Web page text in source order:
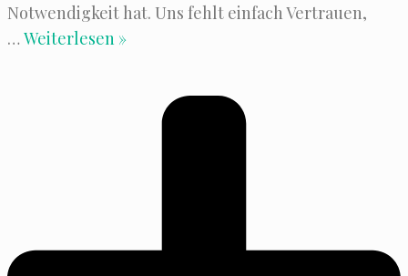
Not­wen­dig­keit hat. Uns fehlt ein­fach Ver­trau­en,
…Weiterlesen »